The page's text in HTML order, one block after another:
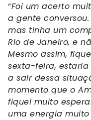
“Foi um acerto
a gente
mas tinha um
Rio de Janeiro, e
Mesmo assim,
sexta-feira,
a sair dessa
momento que o
fiquei muito
uma energia